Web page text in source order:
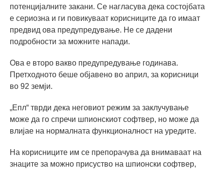
потенцијалните закани. Се нагласува дека состојбата
е сериозна и ги повикуваат корисниците да го имаат
предвид ова предупредување. Не се дадени
подробности за можните напади.
Ова е второ вакво предупредување годинава.
Претходното беше објавено во април, за корисници
во 92 земји.
„Епл“ тврди дека неговиот режим за заклучување
може да го спречи шпионскиот софтвер, но може да
влијае на нормалната функционалност на уредите.
На корисниците им се препорачува да внимаваат на
знаците за можно присуство на шпионски софтвер,